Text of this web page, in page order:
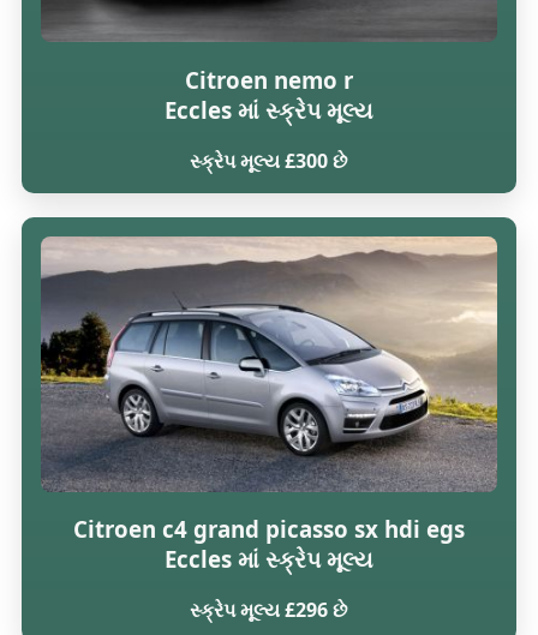
Citroen nemo r
Eccles માં સ્ક્રેપ મૂલ્ય
સ્ક્રેપ મૂલ્ય £300 છે
Citroen c4 grand picasso sx hdi egs
Eccles માં સ્ક્રેપ મૂલ્ય
સ્ક્રેપ મૂલ્ય £296 છે